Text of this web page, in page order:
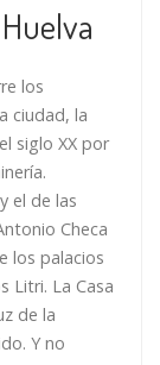
los
ciudad, la
siglo XX por
el de las
Checa
los palacios
Litri. La Casa
de la
Y no